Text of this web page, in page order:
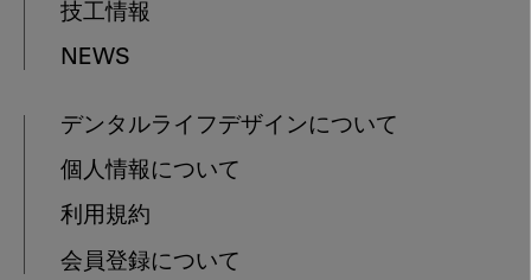
技工情報
NEWS
デンタルライフデザインについて
個人情報について
利用規約
会員登録について